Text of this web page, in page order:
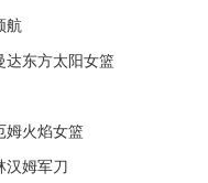
航
达东方太阳女篮
姆火焰女篮
汉姆军刀